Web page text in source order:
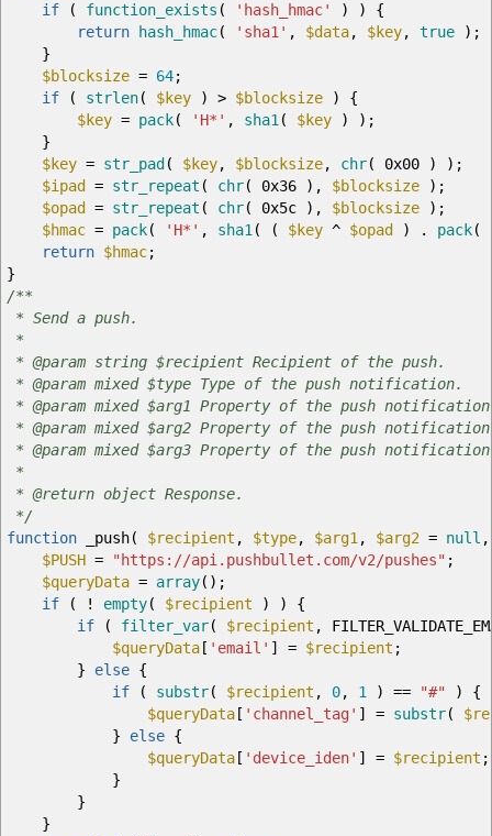
if
( function_exists ( 'hash_hmac' ) )
{
return
hash_hmac( 'sha1' , $data, $key, true ) ;
}
$blocksize = 64;
if
( strlen( $key ) > $blocksize )
{
$key = pack( 'H*' , sha1( $key ) ) ;
}
$key = str_pad ( $key, $blocksize, chr( 0x00 ) ) ;
$ipad
= str_repeat ( chr( 0x36 ) , $blocksize ) ;
$opad
= str_repeat ( chr( 0x5c ) , $blocksize ) ;
$hmac = pack( 'H*' , sha1( ( $key ^ $opad ) . pack(
return $hmac;
}
/**
* Send a push.
*
* @param string $recipient Recipient of the push.
* @param mixed $type Type of the push notification.
* @param mixed $arg1 Property of the push
* @param mixed $arg2 Property of the push
* @param mixed $arg3 Property of the push
*
* @return object Response.
*/
function _push( $recipient , $type, $arg1, $arg2 = null ,
$PUSH = "https://api.pushbullet.com/v2/pushes" ;
$queryData = array( ) ;
if
( ! empty( $recipient ) )
{
if
( filter_var( $recipient ,
$queryData [ 'email' ] = $recipient ;
}
else {
if
( substr( $recipient , 0, 1 ) == "#" )
{
$queryData [ 'channel_tag' ] = substr(
}
else {
$queryData [ 'device_iden' ] = $recipient ;
}
}
}